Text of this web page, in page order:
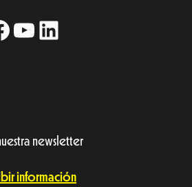
YouTube
LinkedIn
newsletter
información